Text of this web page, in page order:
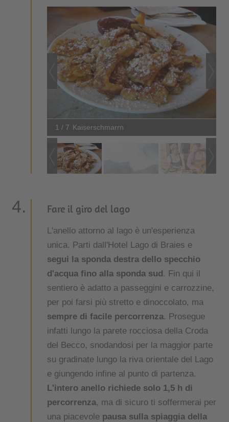
1 / 7 Kaiserschmarrn
Fare il giro del lago
L'anello attorno al lago è un'esperienza
unica. Parti dall'Hotel Lago di Braies e
segui la sponda destra dello specchio
d'acqua fino alla sponda sud. Fin qui il
sentiero è adatto a passeggini e carrozzine,
per poi farsi più stretto e dinoccolato, ma
sempre di facile percorrenza. Prosegue
infatti lungo la parete rocciosa della Croda
del Becco, snodandosi per la maggior parte
su gradinate lungo la riva orientale del Lago
e giungendo infine al punto di partenza.
L'intero anello richiede solo 1,5 h di
percorrenza, ma di sicuro ti soffermerai per
una piacevole pausa sulla spiaggia della